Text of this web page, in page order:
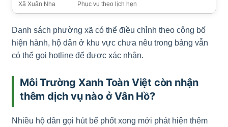
Xã Xuân Nha Phục vụ theo lịch hẹn
Danh sách phường xã có thể điều chỉnh theo công bố
hiện hành, hộ dân ở khu vực chưa nêu trong bảng vẫn
có thể gọi hotline để được xác nhận.
Môi Trường Xanh Toàn Việt còn nhận
thêm dịch vụ nào ở Vân Hồ?
Nhiều hộ dân gọi hút bể phốt xong mới phát hiện thêm